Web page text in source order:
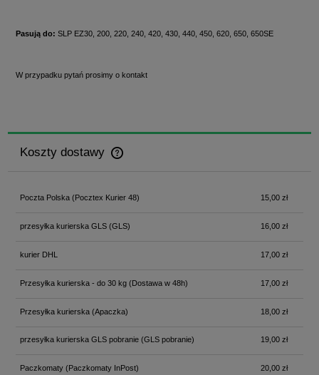
Pasują do: SLP EZ30, 200, 220, 240, 420, 430, 440, 450, 620, 650, 650SE
W przypadku pytań prosimy o kontakt
Koszty dostawy
Cena nie zawiera ewentualnych kosztów płatności
Poczta Polska(Pocztex Kurier 48) 15,00 zł
przesyłka kurierska GLS(GLS) 16,00 zł
kurier DHL 17,00 zł
Przesyłka kurierska - do 30 kg(Dostawa w 48h) 17,00 zł
Przesyłka kurierska (Apaczka) 18,00 zł
przesyłka kurierska GLS pobranie(GLS pobranie) 19,00 zł
Paczkomaty(Paczkomaty InPost) 20,00 zł